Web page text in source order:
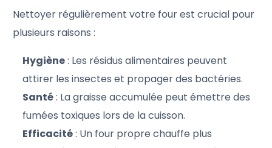
Nettoyer régulièrement votre four est crucial pour
plusieurs raisons :
Hygiène: Les résidus alimentaires peuvent
attirer les insectes et propager des bactéries.
Santé: La graisse accumulée peut émettre des
fumées toxiques lors de la cuisson.
Efficacité: Un four propre chauffe plus